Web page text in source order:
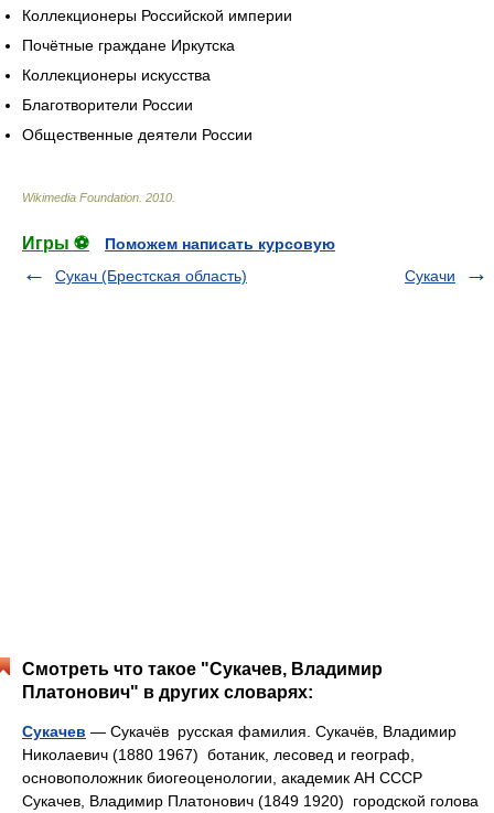
Коллекционеры Российской империи
Почётные граждане Иркутска
Коллекционеры искусства
Благотворители России
Общественные деятели России
Wikimedia Foundation 2010
Игры ⚽
Поможем написать курсовую
Сукач (Брестская область)
Сукачи
Смотреть что такое "Сукачев, Владимир
Платонович" в других словарях:
Сукачев — Сукачёв русская фамилия. Сукачёв, Владимир
Николаевич (1880 1967) ботаник, лесовед и географ,
основоположник биогеоценологии, академик АН СССР
Сукачев, Владимир Платонович (1849 1920) городской голова